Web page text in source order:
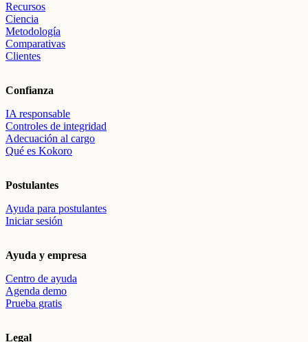
Recursos
Ciencia
Metodología
Comparativas
Clientes
Confianza
IA responsable
Controles de integridad
Adecuación al cargo
Qué es Kokoro
Postulantes
Ayuda para postulantes
Iniciar sesión
Ayuda y empresa
Centro de ayuda
Agenda demo
Prueba gratis
Legal